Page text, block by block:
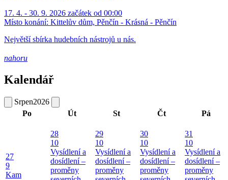
17. 4. - 30. 9. 2026 začátek od 00:00
Místo konání: Kittelův dům, Pěnčín - Krásná - Pěnčín
Největší sbírka hudebních nástrojů u nás.
nahoru
Kalendář
Srpen2026
Po
Út St Čt Pá
27
9
Kam
28
10
Vysídlení a
dosídlení –
proměny
29
10
Vysídlení a
dosídlení –
proměny
30
10
Vysídlení a
dosídlení –
proměny
31
10
Vysídlení a
dosídlení –
proměny